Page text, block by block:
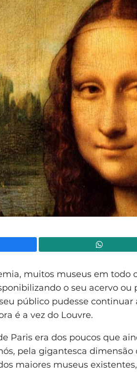
muitos museus em todo
o seu acervo
público pudesse continuar
é a vez do Louvre.
Paris era dos poucos que
pela gigantesca
maiores museus